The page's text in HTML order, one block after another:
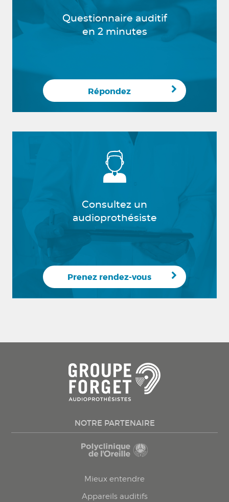
Questionnaire auditif
en 2 minutes
Répondez
Consultez un
audioprothésiste
Prenez rendez-vous
NOTRE PARTENAIRE
Mieux entendre
Appareils auditifs